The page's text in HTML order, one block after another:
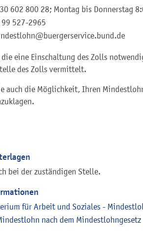
602 800 28; Montag bis Donnerstag
527-2965
die eine Einschaltung des Zolls
des Zolls vermittelt.
auch die Möglichkeit, Ihren
bei der zuständigen Stelle.
für Arbeit und Soziales -
nach dem Mindestlohngesetz